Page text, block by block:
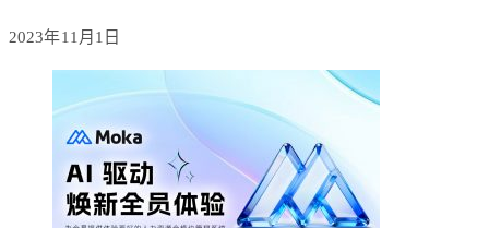
2023年11月1日